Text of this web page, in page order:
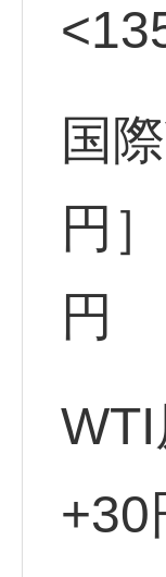
国
円
円
+30